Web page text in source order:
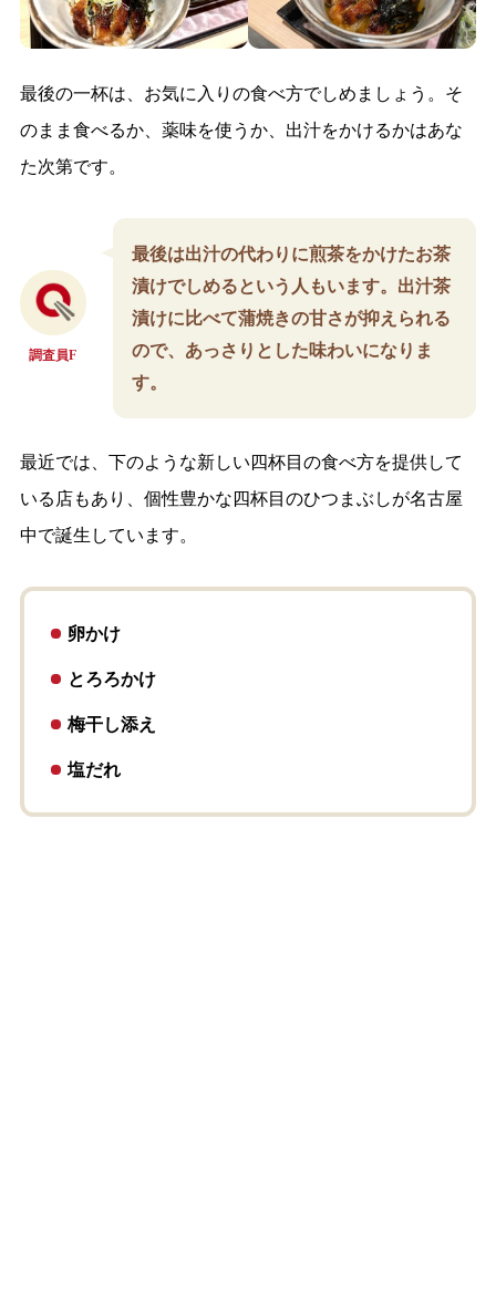
最後の一杯は、お気に入りの食べ方でしめましょう。そ
のまま食べるか、薬味を使うか、出汁をかけるかはあな
た次第です。
調査員F
最後は出汁の代わりに煎茶をかけたお茶
漬けでしめるという人もいます。出汁茶
漬けに比べて蒲焼きの甘さが抑えられる
ので、あっさりとした味わいになりま
す。
最近では、下のような新しい四杯目の食べ方を提供して
いる店もあり、個性豊かな四杯目のひつまぶしが名古屋
中で誕生しています。
卵かけ
とろろかけ
梅干し添え
塩だれ